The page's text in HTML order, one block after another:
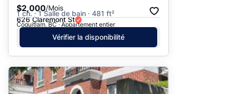
$2,000/Mois
1 ch. · 1 Salle de bain · 481 ft²
626 Claremont St
Coquitlam, BC · Appartement entier
Vérifier la disponibilité